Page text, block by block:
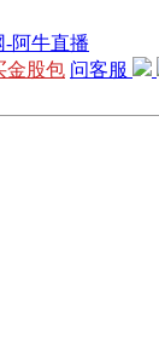
金股包 问客服